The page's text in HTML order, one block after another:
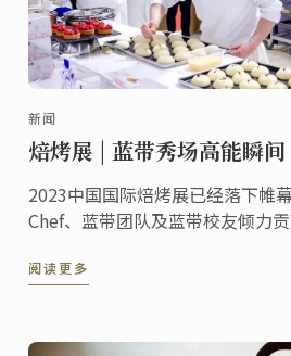
新闻
焙烤展 | 蓝带秀场高能瞬间
2023中国国际焙烤展已经落下帷
Chef、蓝带团队及蓝带校友倾力
绝！
阅读更多